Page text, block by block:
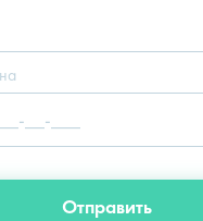
Отправить